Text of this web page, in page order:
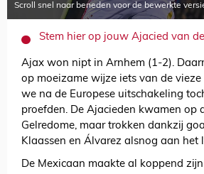
Scroll snel naar beneden voor de bewerkte
Stem hier op jouw Ajacied van
Ajax won nipt in Arnhem (1-2).
op moeizame wijze iets van de
we na de Europese uitschakeling
proefden. De Ajacieden kwamen op
Gelredome, maar trokken dankzij
Klaassen en Álvarez alsnog aan het
De Mexicaan maakte al koppend